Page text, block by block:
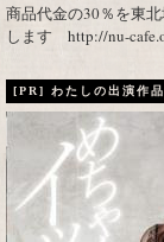
商品代金の30％を東
します http://nu-
[PR] わたしの出演作品